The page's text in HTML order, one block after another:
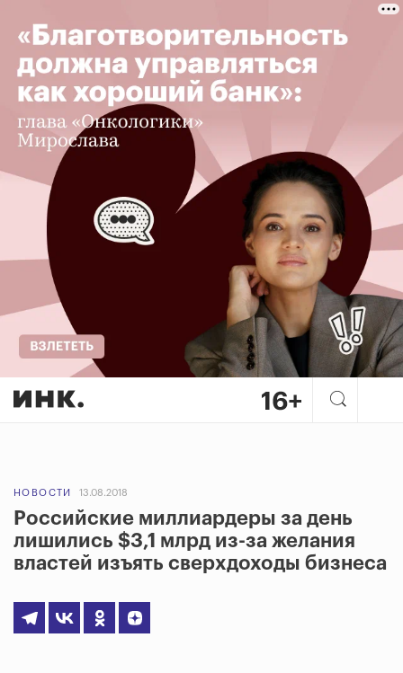
НОВОСТИ 13.08.2018
Российские миллиардеры за день
лишились $3,1 млрд из-за желания
властей изъять сверхдоходы бизнеса